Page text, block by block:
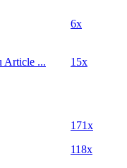
6x
Article ... 15x
171x
118x